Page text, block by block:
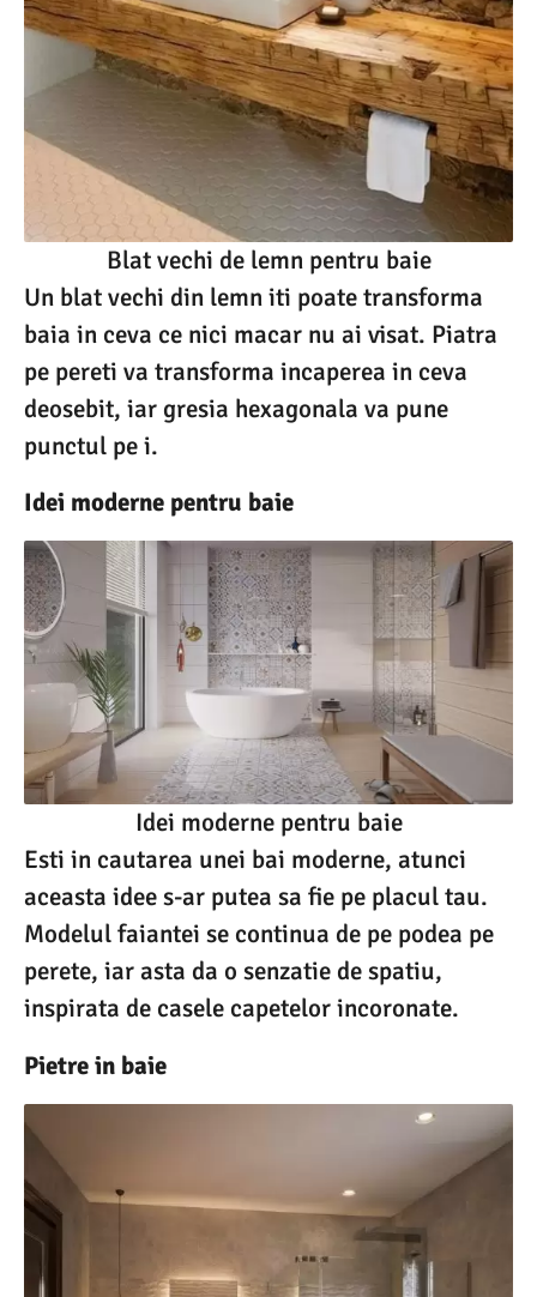
Blat vechi de lemn pentru baie
Un blat vechi din lemn iti poate transforma
baia in ceva ce nici macar nu ai visat. Piatra
pe pereti va transforma incaperea in ceva
deosebit, iar gresia hexagonala va pune
punctul pe i.
Idei moderne pentru baie
Idei moderne pentru baie
Esti in cautarea unei bai moderne, atunci
aceasta idee s-ar putea sa fie pe placul tau.
Modelul faiantei se continua de pe podea pe
perete, iar asta da o senzatie de spatiu,
inspirata de casele capetelor incoronate.
Pietre in baie